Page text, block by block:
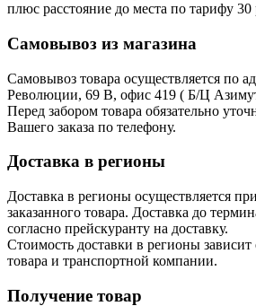
плюс расстояние до места по тарифу
Самовывоз из магазина
Самовывоз товара осуществляется по
Революции, 69 В, офис 419 ( Б/Ц
Перед забором товара обязательно
Вашего заказа по телефону.
Доставка в регионы
Доставка в регионы осуществляется
заказанного товара. Доставка до
согласно прейскуранту на доставку.
Стоимость доставки в регионы
товара и транспортной компании.
Получение товар